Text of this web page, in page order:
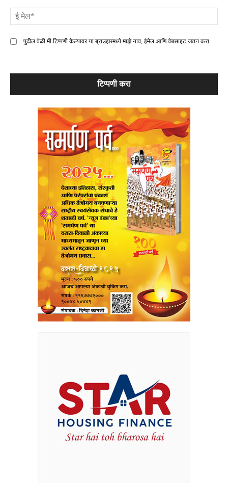
पुढील वेळी मी टिप्पणी केल्यावर या ब्राउझरमध्ये माझे नाव, ईमेल आणि वेबसाइट जतन करा.